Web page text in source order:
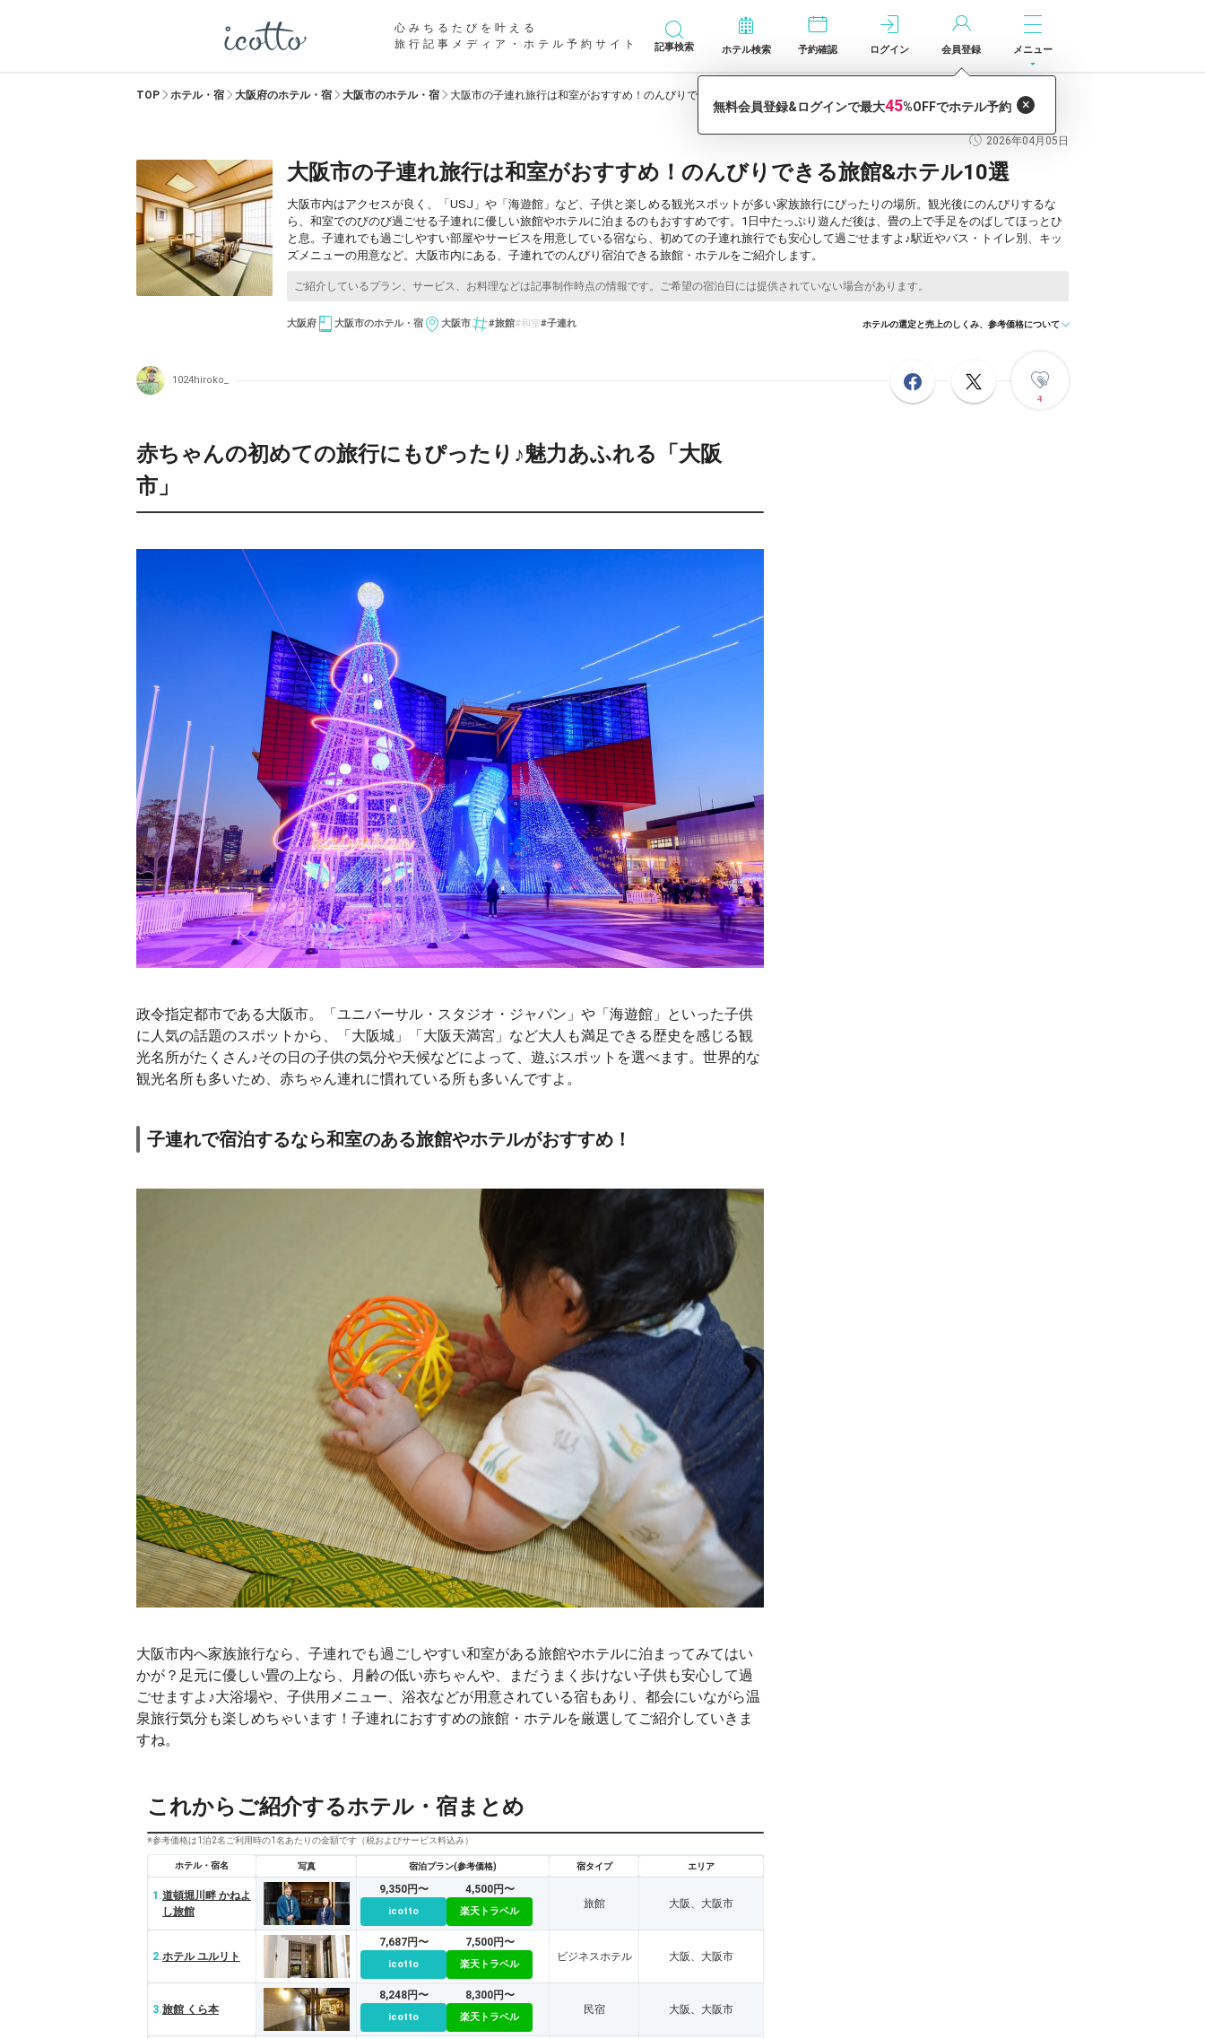
心みちるたびを叶える
旅行記事メディア・ホテル予約サイト
記事検索 ホテル検索 予約確認 ログイン 会員登録 メニュー
TOP ホテル・宿 大阪府のホテル・宿 大阪市のホテル・宿 大阪市の子連れ旅行は和室がおすすめ！のんびりできる旅館&ホテル10選
2026年04月05日
大阪市の子連れ旅行は和室がおすすめ！のんびりできる旅館&ホテル10選
大阪市内はアクセスが良く、「USJ」や「海遊館」など、子供と楽しめる観光スポットが多い家族旅行にぴったりの場所。観光後にのんびりするな
ら、和室でのびのび過ごせる子連れに優しい旅館やホテルに泊まるのもおすすめです。1日中たっぷり遊んだ後は、畳の上で手足をのばしてほっとひ
と息。子連れでも過ごしやすい部屋やサービスを用意している宿なら、初めての子連れ旅行でも安心して過ごせますよ♪駅近やバス・トイレ別、キッ
ズメニューの用意など。大阪市内にある、子連れでのんびり宿泊できる旅館・ホテルをご紹介します。
大阪府 大阪市のホテル・宿 大阪市 #旅館#和室#子連れ ホテルの選定と売上のしくみ、参考価格について
1024hiroko_
4
赤ちゃんの初めての旅行にもぴったり♪魅力あふれる「大阪
市」
政令指定都市である大阪市。「ユニバーサル・スタジオ・ジャパン」や「海遊館」といった子供
に人気の話題のスポットから、「大阪城」「大阪天満宮」など大人も満足できる歴史を感じる観
光名所がたくさん♪その日の子供の気分や天候などによって、遊ぶスポットを選べます。世界的な
観光名所も多いため、赤ちゃん連れに慣れている所も多いんですよ。
子連れで宿泊するなら和室のある旅館やホテルがおすすめ！
大阪市内へ家族旅行なら、子連れでも過ごしやすい和室がある旅館やホテルに泊まってみてはい
かが？足元に優しい畳の上なら、月齢の低い赤ちゃんや、まだうまく歩けない子供も安心して過
ごせますよ♪大浴場や、子供用メニュー、浴衣などが用意されている宿もあり、都会にいながら温
泉旅行気分も楽しめちゃいます！子連れにおすすめの旅館・ホテルを厳選してご紹介していきま
すね。
これからご紹介するホテル・宿まとめ
※参考価格は1泊2名ご利用時の1名あたりの金額です（税およびサービス料込み）
ホテル・宿名 写真 宿泊プラン(参考価格) 宿タイプ エリア
1.道頓堀川畔 かねよ
し旅館
9,350円〜
icotto
4,500円〜
楽天トラベル
旅館 大阪、大阪市
2.ホテル ユルリト
7,687円〜
icotto
7,500円〜
楽天トラベル
ビジネスホテル 大阪、大阪市
3.旅館 くら本
8,248円〜
icotto
8,300円〜
楽天トラベル
民宿 大阪、大阪市